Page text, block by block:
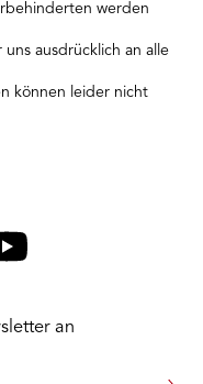
werden
ausdrücklich an alle
können leider nicht
an